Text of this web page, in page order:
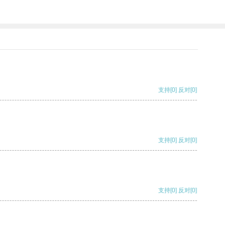
支持[0] 反对[0]
支持[0] 反对[0]
支持[0] 反对[0]